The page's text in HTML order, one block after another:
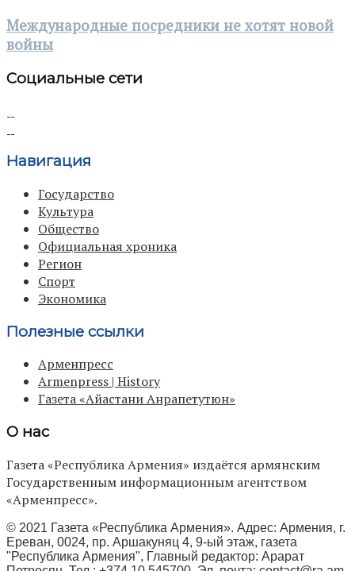
Международные посредники не хотят новой
войны
Социальные сети
Навигация
Государство
Культура
Общество
Официальная хроника
Регион
Спорт
Экономика
Полезные ссылки
Арменпресс
Armenpress | History
Газета «Айастани Анрапетутюн»
О нас
Газета «Республика Армения» издаётся армянским
Государственным информационным агентством
«Арменпресс».
© 2021 Газета «Республика Армения». Адрес: Армения, г.
Ереван, 0024, пр. Аршакуняц 4, 9-ый этаж, газета
"Республика Армения", Главный редактор: Арарат